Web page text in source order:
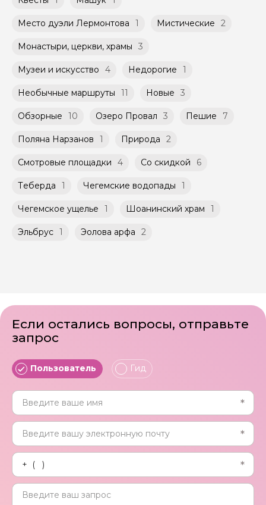
Место дуэли Лермонтова 1 Мистические 2
Монастыри, церкви, храмы 3
Музеи и искусство 4 Недорогие 1
Необычные маршруты 11 Новые 3
Обзорные 10 Озеро Провал 3 Пешие 7
Поляна Нарзанов 1 Природа 2
Смотровые площадки 4 Со скидкой 6
Теберда 1 Чегемские водопады 1
Чегемское ущелье 1 Шоанинский храм 1
Эльбрус 1 Эолова арфа 2
Если остались вопросы, отправьте
запрос
Пользователь Гид